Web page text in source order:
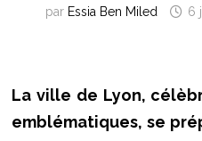
par Essia Ben Miled 6
La ville de Lyon,
emblématiques, se